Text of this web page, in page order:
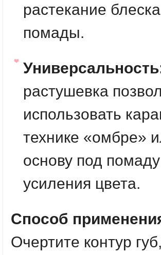
растекание
помады.
растушевка
использовать
технике «омбре»
основу под
усиления цвета.
Способ
Очертите контур